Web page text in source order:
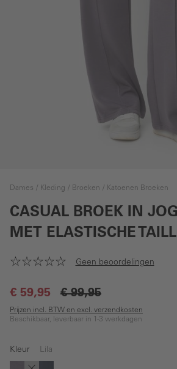
Dames Kleding Broeken Katoenen Broeken
CASUAL BROEK IN
MET ELASTISCHE
Geen beoordelingen
€ 59,95 € 99,95
Prijzen incl. BTW en excl. verzendkosten
Beschikbaar, leverbaar in 1-3 werkdagen
Kleur Lila